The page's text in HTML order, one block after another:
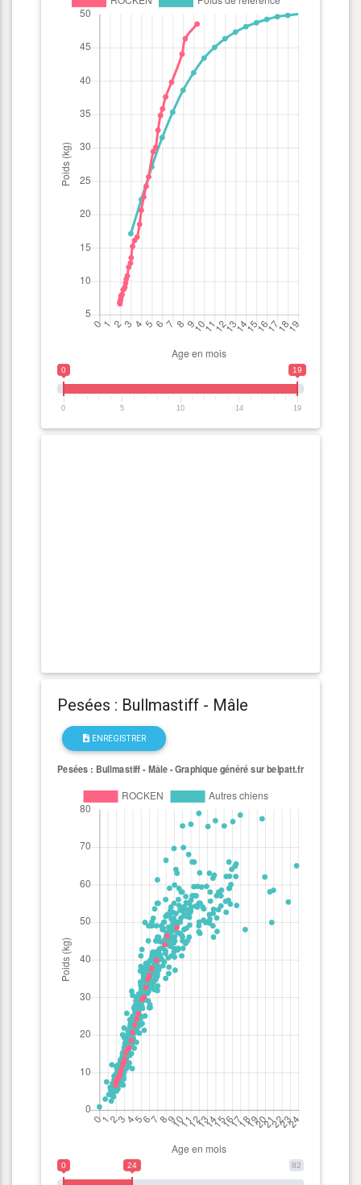
0 19
0 5 10 14 19
Pesées : Bullmastiff - Mâle
ENREGISTRER
82
0 24